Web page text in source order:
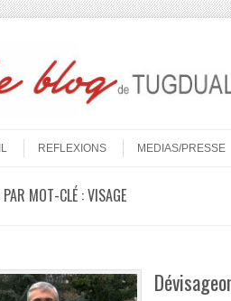
REFLEXIONS MEDIAS/PRESSE
MOT-CLÉ :VISAGE